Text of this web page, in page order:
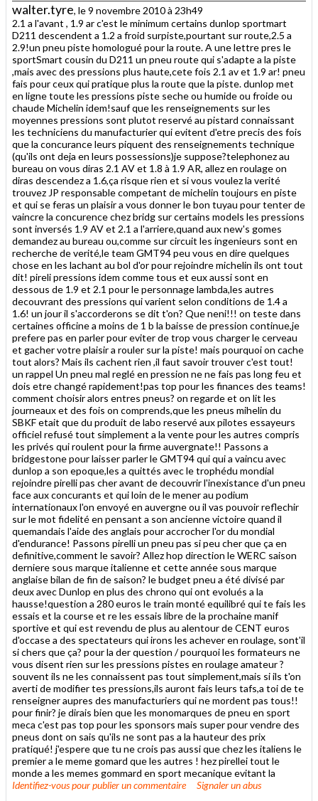
walter.tyre, le 9 novembre 2010 à 23h49
2.1 a l'avant , 1.9 ar c'est le minimum certains dunlop sportmart
D211 descendent a 1.2 a froid surpiste,pourtant sur route,2.5 a
2.9!un pneu piste homologué pour la route. A une lettre pres le
sportSmart cousin du D211 un pneu route qui s'adapte a la piste
,mais avec des pressions plus haute,cete fois 2.1 av et 1.9 ar! pneu
fais pour ceux qui pratique plus la route que la piste. dunlop met
en ligne toute les pressions piste seche ou humide ou froide ou
chaude Michelin idem!sauf que les renseignements sur les
moyennes pressions sont plutot reservé au pistard connaissant
les techniciens du manufacturier qui evitent d'etre precis des fois
que la concurance leurs piquent des renseignements technique
(qu'ils ont deja en leurs possessions)je suppose?telephonez au
bureau on vous diras 2.1 AV et 1.8 à 1.9 AR, allez en roulage on
diras descendez a 1.6,ça risque rien et si vous voulez la verité
trouvez JP responsable competant de michelin toujours en piste
et qui se feras un plaisir a vous donner le bon tuyau pour tenter de
vaincre la concurence chez bridg sur certains models les pressions
sont inversés 1.9 AV et 2.1 a l'arriere,quand aux new's gomes
demandez au bureau ou,comme sur circuit les ingenieurs sont en
recherche de verité,le team GMT94 peu vous en dire quelques
chose en les lachant au bol d'or pour rejoindre michelin ils ont tout
dit! pireli pressions idem comme tous et eux aussi sont en
dessous de 1.9 et 2.1 pour le personnage lambda,les autres
decouvrant des pressions qui varient selon conditions de 1.4 a
1.6! un jour il s'accorderons se dit t'on? Que neni!!! on teste dans
certaines officine a moins de 1 b la baisse de pression continue,je
prefere pas en parler pour eviter de trop vous charger le cerveau
et gacher votre plaisir a rouler sur la piste! mais pourquoi on cache
tout alors? Mais ils cachent rien ,il faut savoir trouver c'est tout!
un rappel Un pneu mal reglé en pression ne ne fais pas long feu et
dois etre changé rapidement!pas top pour les finances des teams!
comment choisir alors entres pneus? on regarde et on lit les
journeaux et des fois on comprends,que les pneus mihelin du
SBKF etait que du produit de labo reservé aux pilotes essayeurs
officiel refusé tout simplement a la vente pour les autres compris
les privés qui roulent pour la firme auvergnate!! Passons a
bridgestone pour laisser parler le GMT94 qui qui a vaincu avec
dunlop a son epoque,les a quittés avec le trophédu mondial
rejoindre pirelli pas cher avant de decouvrir l'inexistance d'un pneu
face aux concurants et qui loin de le mener au podium
internationaux l'on envoyé en auvergne ou il vas pouvoir reflechir
sur le mot fidelité en pensant a son ancienne victoire quand il
quemandais l'aide des anglais pour accrocher l'or du mondial
d'endurance! Passons pirelli un pneu pas si peu cher que ça en
definitive,comment le savoir? Allez hop direction le WERC saison
derniere sous marque italienne et cette année sous marque
anglaise bilan de fin de saison? le budget pneu a été divisé par
deux avec Dunlop en plus des chrono qui ont evolués a la
hausse!question a 280 euros le train monté equilibré qui te fais les
essais et la course et re les essais libre de la prochaine manif
sportive et qui est revendu de plus au alentour de CENT euros
d'occase a des spectateurs qui irons les achever en roulage, sont'il
si chers que ça? pour la der question / pourquoi les formateurs ne
vous disent rien sur les pressions pistes en roulage amateur ?
souvent ils ne les connaissent pas tout simplement,mais si ils t'on
averti de modifier tes pressions,ils auront fais leurs tafs,a toi de te
renseigner aupres des manufacturiers qui ne mordent pas tous!!
pour finir? je dirais bien que les monomarques de pneu en sport
meca c'est pas top pour les sponsors mais super pour vendre des
pneus dont on sais qu'ils ne sont pas a la hauteur des prix
pratiqué! j'espere que tu ne crois pas aussi que chez les italiens le
premier a le meme gomard que les autres ! hez pirellei tout le
monde a les memes gommard en sport mecanique evitant la
Identifiez-vouspour publier un commentaire Signaler un abus